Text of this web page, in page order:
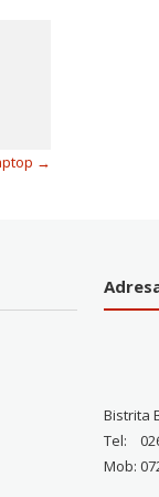
→
Bistrita
Tel:
Mob: